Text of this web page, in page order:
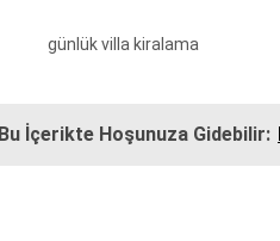
günlük villa kiralama
Bu İçerikte Hoşunuza Gidebilir: